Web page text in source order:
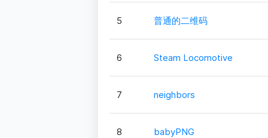
5 普通的二维码
6 Steam Locomotive
7 neighbors
8 babyPNG